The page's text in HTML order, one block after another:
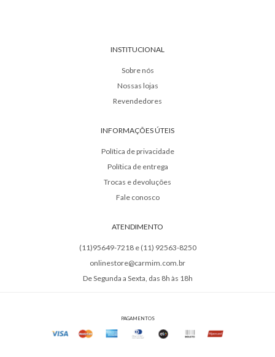
INSTITUCIONAL
Sobre nós
Nossas lojas
Revendedores
INFORMAÇÕES ÚTEIS
Política de privacidade
Política de entrega
Trocas e devoluções
Fale conosco
ATENDIMENTO
(11)95649-7218 e (11) 92563-8250
onlinestore@carmim.com.br
De Segunda a Sexta, das 8h às 18h
PAGAMENTOS